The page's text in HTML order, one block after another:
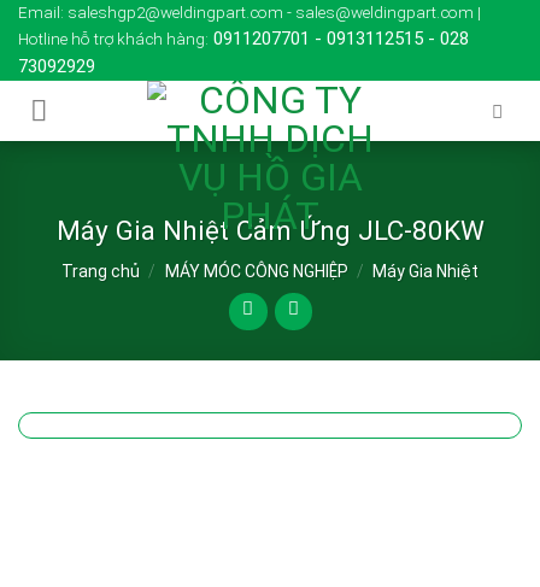
Skip
content
Email: saleshgp2@weldingpart.com - sales@weldingpart.com |
Hotline hỗ trợ khách hàng: 0911207701 - 0913112515 - 028
73092929
Máy Gia Nhiệt Cảm Ứng JLC-80KW
Trang chủ / MÁY MÓC CÔNG NGHIỆP / Máy Gia Nhiệt